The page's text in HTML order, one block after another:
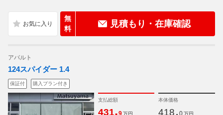
無
料
見積もり・在庫確認
アバルト
124スパイダー 1.4
保証付 購入プラン付き
支払総額
431.9 万円
本体価格
418. 0 万円